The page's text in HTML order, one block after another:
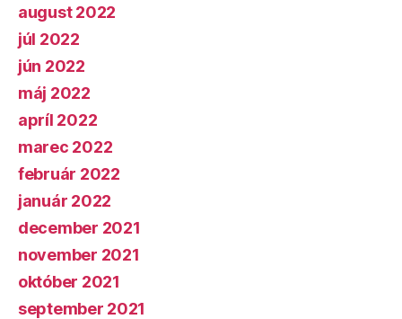
august 2022
júl 2022
jún 2022
máj 2022
apríl 2022
marec 2022
február 2022
január 2022
december 2021
november 2021
október 2021
september 2021